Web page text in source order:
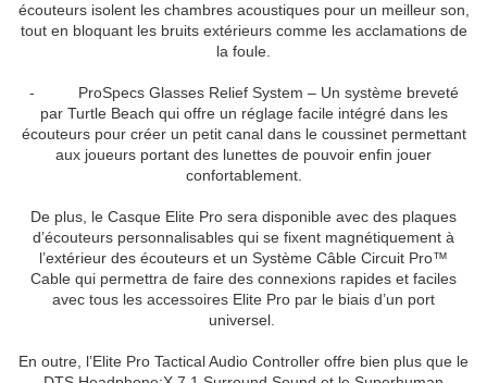
écouteurs isolent les chambres acoustiques pour un meilleur son,
tout en bloquant les bruits extérieurs comme les acclamations de
la foule.
- ProSpecs Glasses Relief System – Un système breveté
par Turtle Beach qui offre un réglage facile intégré dans les
écouteurs pour créer un petit canal dans le coussinet permettant
aux joueurs portant des lunettes de pouvoir enfin jouer
confortablement.
De plus, le Casque Elite Pro sera disponible avec des plaques
d’écouteurs personnalisables qui se fixent magnétiquement à
l’extérieur des écouteurs et un Système Câble Circuit Pro™
Cable qui permettra de faire des connexions rapides et faciles
avec tous les accessoires Elite Pro par le biais d’un port
universel.
En outre, l’Elite Pro Tactical Audio Controller offre bien plus que le